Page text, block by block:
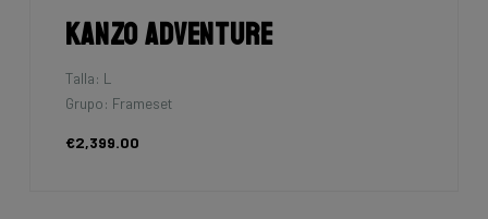
Kanzo Adventure
Talla: L
Grupo: Frameset
€2,399.00